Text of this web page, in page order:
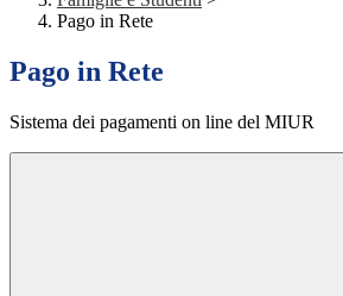
Pago in Rete
Pago in Rete
Sistema dei pagamenti on line del MIUR